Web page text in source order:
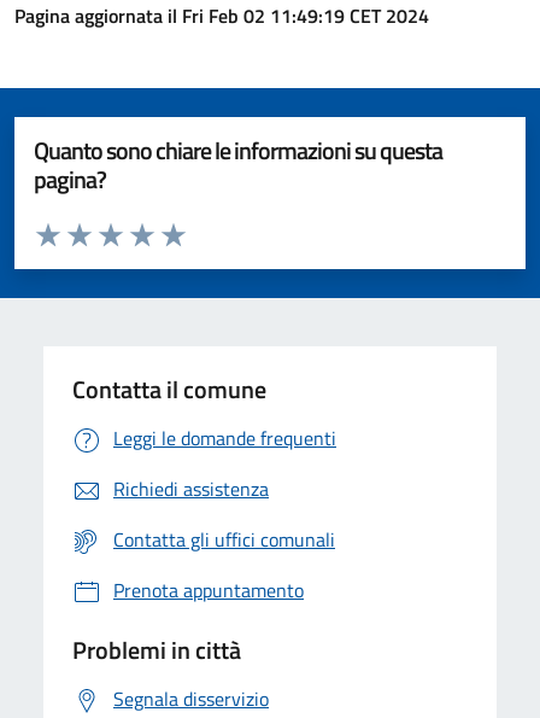
Pagina aggiornata il Fri Feb 02 11:49:19 CET 2024
Quanto sono chiare le informazioni su questa
pagina?
Valuta da 1 a 5 stelle la pagina
Valuta 5 stelle su 5
Valuta 4 stelle su 5
Valuta 3 stelle su 5
Valuta 2 stelle su 5
Valuta 1 stelle su 5
Contatta il comune
Leggi le domande frequenti
Richiedi assistenza
Contatta gli uffici comunali
Prenota appuntamento
Problemi in città
Segnala disservizio